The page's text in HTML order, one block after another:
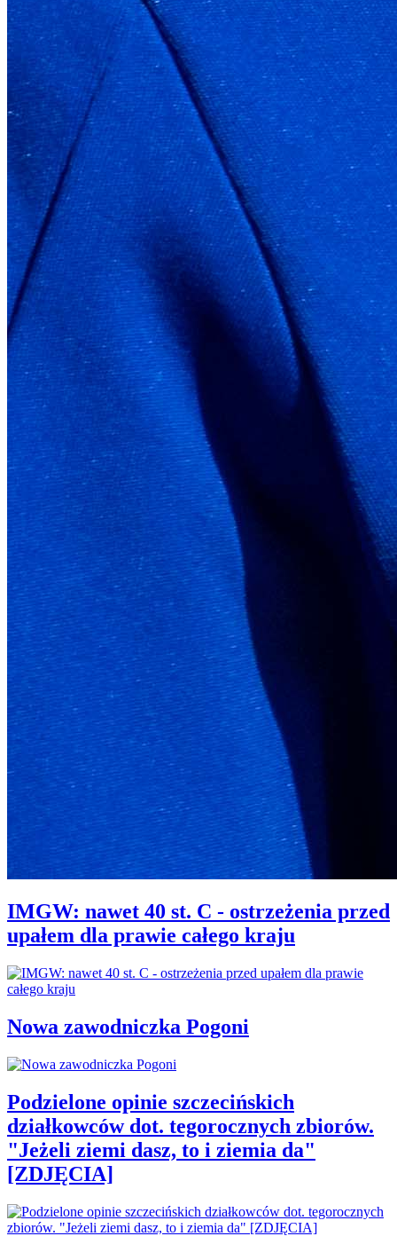
IMGW: nawet 40 st. C - ostrzeżenia przed
upałem dla prawie całego kraju
Nowa zawodniczka Pogoni
Podzielone opinie szczecińskich
działkowców dot. tegorocznych zbiorów.
"Jeżeli ziemi dasz, to i ziemia da"
[ZDJĘCIA]